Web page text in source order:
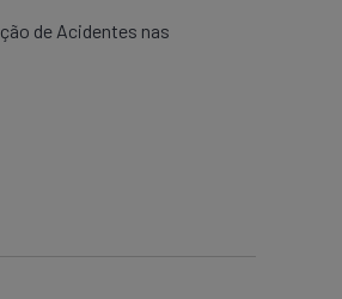
de Acidentes nas